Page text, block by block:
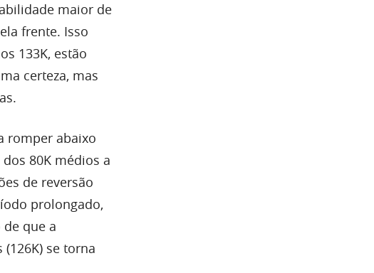
maior de
frente. Isso
133K, estão
certeza, mas
romper abaixo
80K médios a
de reversão
prolongado,
que a
se torna